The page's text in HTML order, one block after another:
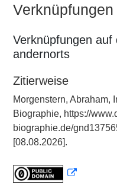
Verknüpfungen
Verknüpfungen auf
andernorts
Zitierweise
Morgenstern, Abraham,
Biographie, https://
biographie.de/
[08.08.2026].